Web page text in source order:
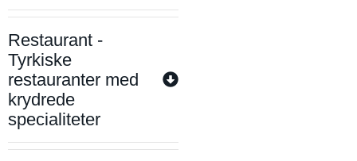
Restaurant -
Tyrkiske
restauranter med
krydrede
specialiteter